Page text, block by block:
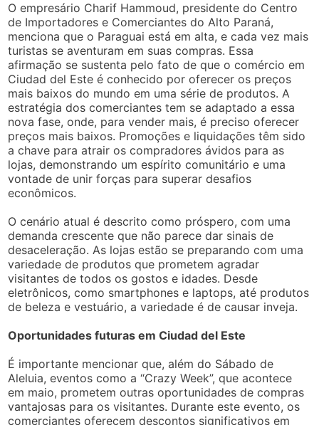
O empresário Charif Hammoud, presidente do Centro
de Importadores e Comerciantes do Alto Paraná,
menciona que o Paraguai está em alta, e cada vez mais
turistas se aventuram em suas compras. Essa
afirmação se sustenta pelo fato de que o comércio em
Ciudad del Este é conhecido por oferecer os preços
mais baixos do mundo em uma série de produtos. A
estratégia dos comerciantes tem se adaptado a essa
nova fase, onde, para vender mais, é preciso oferecer
preços mais baixos. Promoções e liquidações têm sido
a chave para atrair os compradores ávidos para as
lojas, demonstrando um espírito comunitário e uma
vontade de unir forças para superar desafios
econômicos.
O cenário atual é descrito como próspero, com uma
demanda crescente que não parece dar sinais de
desaceleração. As lojas estão se preparando com uma
variedade de produtos que prometem agradar
visitantes de todos os gostos e idades. Desde
eletrônicos, como smartphones e laptops, até produtos
de beleza e vestuário, a variedade é de causar inveja.
Oportunidades futuras em Ciudad del Este
É importante mencionar que, além do Sábado de
Aleluia, eventos como a “Crazy Week”, que acontece
em maio, prometem outras oportunidades de compras
vantajosas para os visitantes. Durante este evento, os
comerciantes oferecem descontos significativos em